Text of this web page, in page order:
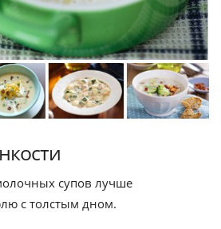
супов лучше
с толстым дном.